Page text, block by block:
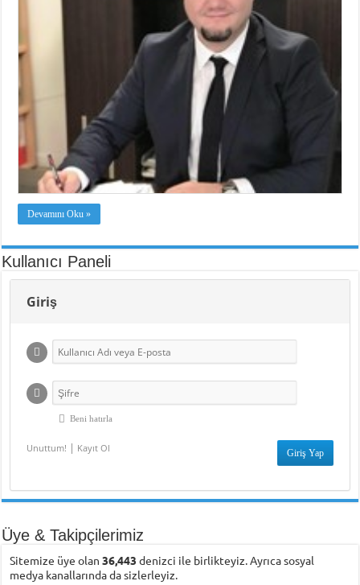
Devamını Oku »
Kullanıcı Paneli
Giriş
Beni hatırla
Unuttum! | Kayıt Ol
Üye & Takipçilerimiz
Sitemize üye olan36,443 denizci ile birlikteyiz. Ayrıca sosyal
medya kanallarında da sizlerleyiz.